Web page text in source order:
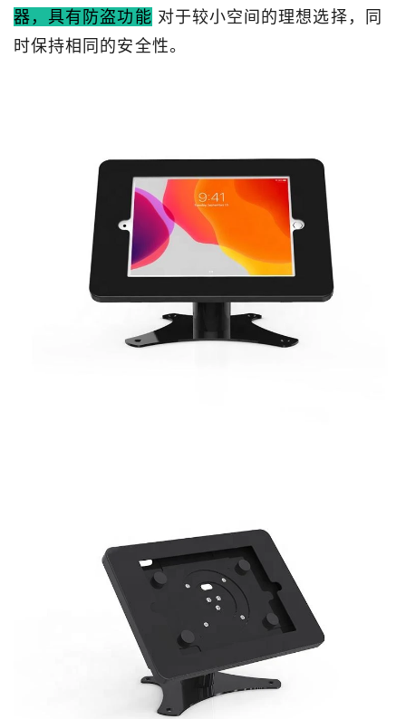
器，具有防盗功​​能 对于较小空间的理想选择，同
时保持相同的安全性。